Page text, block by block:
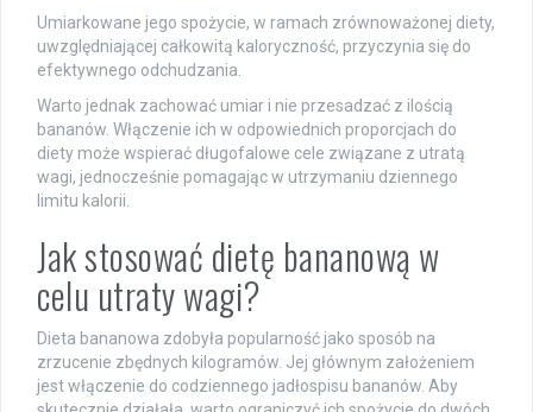
Umiarkowane jego spożycie, w ramach zrównoważonej diety,
uwzględniającej całkowitą kaloryczność, przyczynia się do
efektywnego odchudzania.
Warto jednak zachować umiar i nie przesadzać z ilością
bananów. Włączenie ich w odpowiednich proporcjach do
diety może wspierać długofalowe cele związane z utratą
wagi, jednocześnie pomagając w utrzymaniu dziennego
limitu kalorii.
Jak stosować dietę bananową w
celu utraty wagi?
Dieta bananowa zdobyła popularność jako sposób na
zrzucenie zbędnych kilogramów. Jej głównym założeniem
jest włączenie do codziennego jadłospisu bananów. Aby